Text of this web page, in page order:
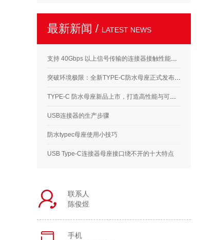
最新新闻 / LATEST NEWS
支持 40Gbps 以上信号传输的连接器接触性能要求解析
突破环境极限：全新TYPE-C防水母座正式发布，满足高标准应用需求
TYPE-C 防水母座新品上市，打造高性能与可靠性的完美结合
USB连接器的生产步骤
防水typec母座使用小技巧
USB Type-C连接器母座接口绕不开的十大特点
联系人
陈俊煜
手机